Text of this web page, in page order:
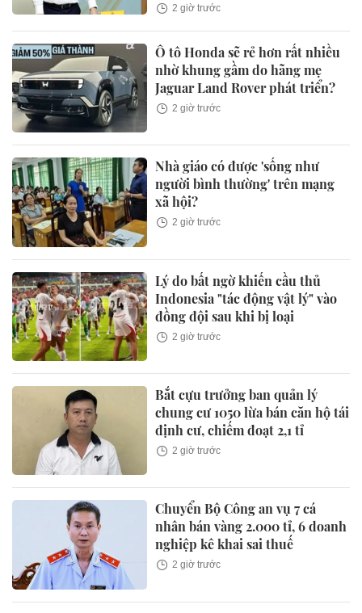
2 giờ trước
Ô tô Honda sẽ rẻ hơn rất nhiều
nhờ khung gầm do hãng mẹ
Jaguar Land Rover phát triển?
2 giờ trước
Nhà giáo có được 'sống như
người bình thường' trên mạng
xã hội?
2 giờ trước
Lý do bất ngờ khiến cầu thủ
Indonesia "tác động vật lý" vào
đồng đội sau khi bị loại
2 giờ trước
Bắt cựu trưởng ban quản lý
chung cư 1050 lừa bán căn hộ tái
định cư, chiếm đoạt 2,1 tỉ
2 giờ trước
Chuyển Bộ Công an vụ 7 cá
nhân bán vàng 2.000 tỉ, 6 doanh
nghiệp kê khai sai thuế
2 giờ trước